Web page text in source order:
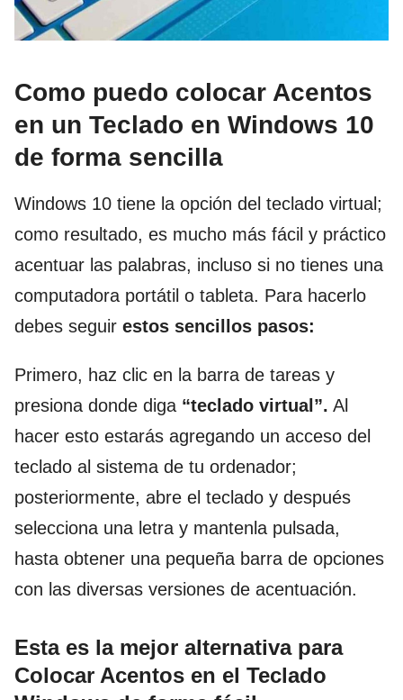
Como puedo colocar Acentos
en un Teclado en Windows 10
de forma sencilla
Windows 10 tiene la opción del teclado virtual;
como resultado, es mucho más fácil y práctico
acentuar las palabras, incluso si no tienes una
computadora portátil o tableta. Para hacerlo
debes seguir estos sencillos pasos:
Primero, haz clic en la barra de tareas y
presiona donde diga “teclado virtual”. Al
hacer esto estarás agregando un acceso del
teclado al sistema de tu ordenador;
posteriormente, abre el teclado y después
selecciona una letra y mantenla pulsada,
hasta obtener una pequeña barra de opciones
con las diversas versiones de acentuación.
Esta es la mejor alternativa para
Colocar Acentos en el Teclado